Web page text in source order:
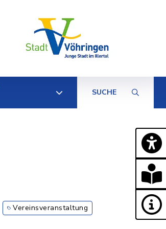
SUCHE
Vereinsveranstaltung